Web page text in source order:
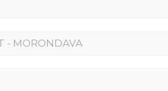
- MORONDAVA